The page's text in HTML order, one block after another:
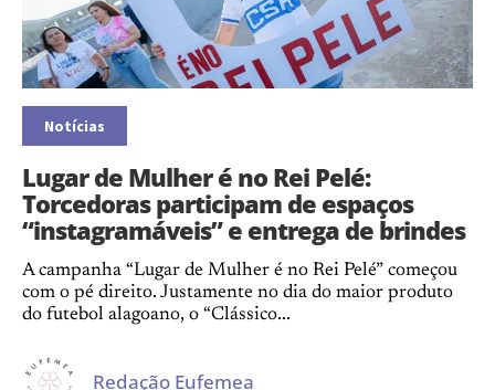
Notícias
Lugar de Mulher é no Rei Pelé:
Torcedoras participam de espaços
“instagramáveis” e entrega de brindes
A campanha “Lugar de Mulher é no Rei Pelé” começou
com o pé direito. Justamente no dia do maior produto
do futebol alagoano, o “Clássico...
Redação Eufemea